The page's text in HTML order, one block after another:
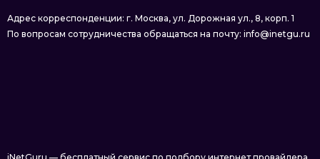
Адрес корреспонденции: г. Москва, ул. Дорожная ул., 8, корп. 1
По вопросам сотрудничества обращаться на почту: info@inetgu.ru